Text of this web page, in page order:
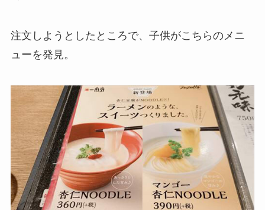
注文しようとしたところで、子供がこちらのメニ
ューを発見。